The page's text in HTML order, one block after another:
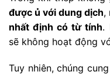
được ủ với dung dịch,
nhất định có từ tính.
sẽ không hoạt động
Tuy nhiên, chúng